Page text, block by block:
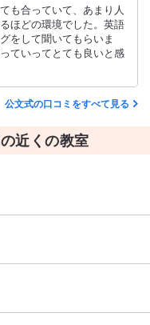
も合っていて、あまり人
ほどの環境でした。英語
をして聞いてもらいま
ていってとても良いと感
公文式の口コミをすべて見る
近くの教室